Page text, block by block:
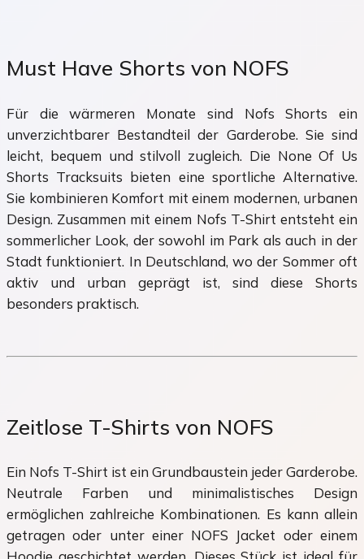
Must Have Shorts von NOFS
Für die wärmeren Monate sind Nofs Shorts ein
unverzichtbarer Bestandteil der Garderobe. Sie sind
leicht, bequem und stilvoll zugleich. Die None Of Us
Shorts Tracksuits bieten eine sportliche Alternative.
Sie kombinieren Komfort mit einem modernen, urbanen
Design. Zusammen mit einem Nofs T-Shirt entsteht ein
sommerlicher Look, der sowohl im Park als auch in der
Stadt funktioniert. In Deutschland, wo der Sommer oft
aktiv und urban geprägt ist, sind diese Shorts
besonders praktisch.
Zeitlose T-Shirts von NOFS
Ein Nofs T-Shirt ist ein Grundbaustein jeder Garderobe.
Neutrale Farben und minimalistisches Design
ermöglichen zahlreiche Kombinationen. Es kann allein
getragen oder unter einer NOFS Jacket oder einem